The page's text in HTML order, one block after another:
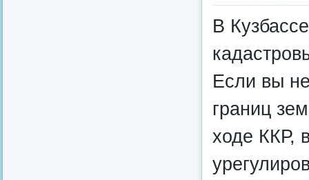
В
Если вы
границ
ходе ККР,